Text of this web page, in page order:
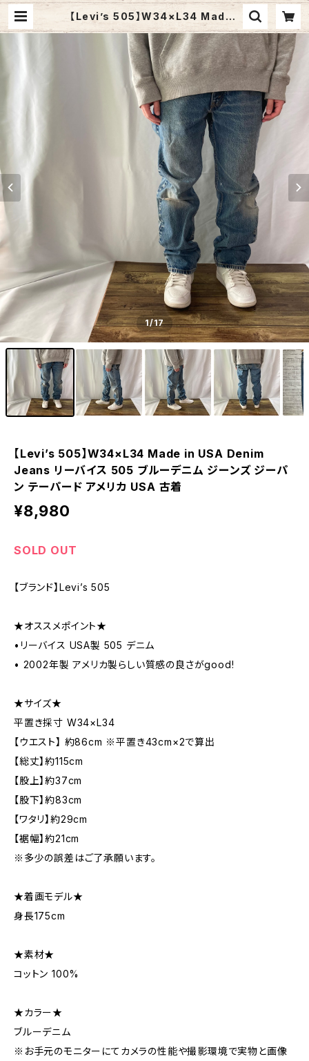
【Levi’s 505】W34×L34 Made i
n USA Denim Jeans リーバイス
505 ブルーデニム ジーンズ ジーパ
ン テーパード アメリカ USA 古着 | F
uzzy Fuzzy
1/17
【Levi’s 505】W34×L34 Made in USA Denim
Jeans リーバイス 505 ブルーデニム ジーンズ ジーパ
ン テーパード アメリカ USA 古着
¥8,980
SOLD OUT
【ブランド】Levi’s 505
★オススメポイント★
•リーバイス USA製 505 デニム
• 2002年製 アメリカ製らしい質感の良さがgood!
★サイズ★
平置き採寸 W34×L34
【ウエスト】 約86cm ※平置き43cm×2で算出
【総丈】約115cm
【股上】約37cm
【股下】約83cm
【ワタリ】約29cm
【裾幅】約21cm
※多少の誤差はご了承願います。
★着画モデル★
身長175cm
★素材★
コットン 100%
★カラー★
ブルーデニム
※お手元のモニターにてカメラの性能や撮影環境で実物と画像